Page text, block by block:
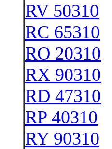
RV 50310
RC 65310
RO 20310
RX 90310
RD 47310
RP 40310
RY 90310